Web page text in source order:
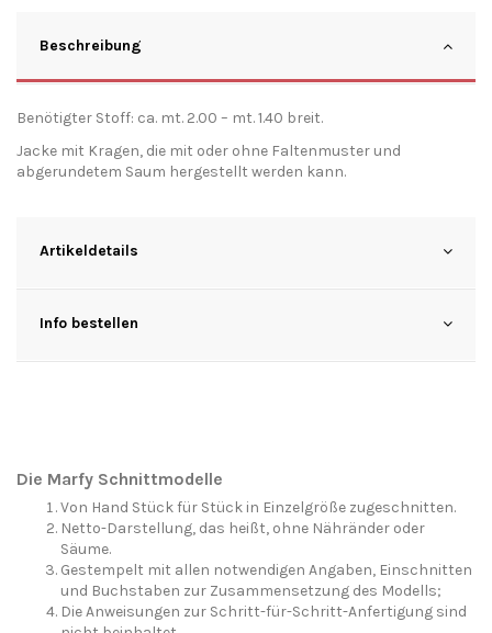
Beschreibung
Benötigter Stoff: ca. mt. 2.00 – mt. 1.40 breit.
Jacke mit Kragen, die mit oder ohne Faltenmuster und
abgerundetem Saum hergestellt werden kann.
Artikeldetails
Info bestellen
Die Marfy Schnittmodelle
Von Hand Stück für Stück in Einzelgröße zugeschnitten.
Netto-Darstellung, das heißt, ohne Nähränder oder
Säume.
Gestempelt mit allen notwendigen Angaben, Einschnitten
und Buchstaben zur Zusammensetzung des Modells;
Die Anweisungen zur Schritt-für-Schritt-Anfertigung sind